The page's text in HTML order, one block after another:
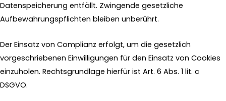
Datenspeicherung entfällt. Zwingende gesetzliche
Aufbewahrungspflichten bleiben unberührt.
Der Einsatz von Complianz erfolgt, um die gesetzlich
vorgeschriebenen Einwilligungen für den Einsatz von Cookies
einzuholen. Rechtsgrundlage hierfür ist Art. 6 Abs. 1 lit. c
DSGVO.